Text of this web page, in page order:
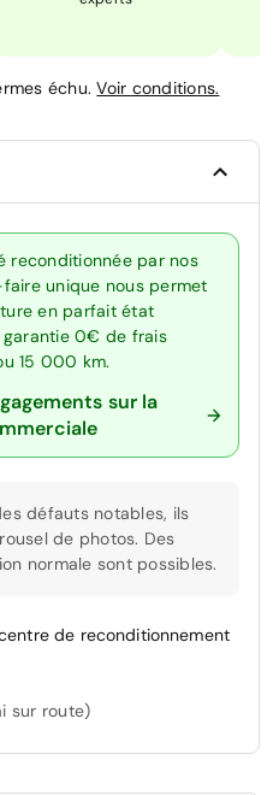
échu.Voir conditions.
reconditionnée par nos
unique nous permet
en parfait état
garantie 0€ de frais
15 000 km.
sur la
défauts notables, ils
de photos. Des
normale sont possibles.
de reconditionnement
sur route)